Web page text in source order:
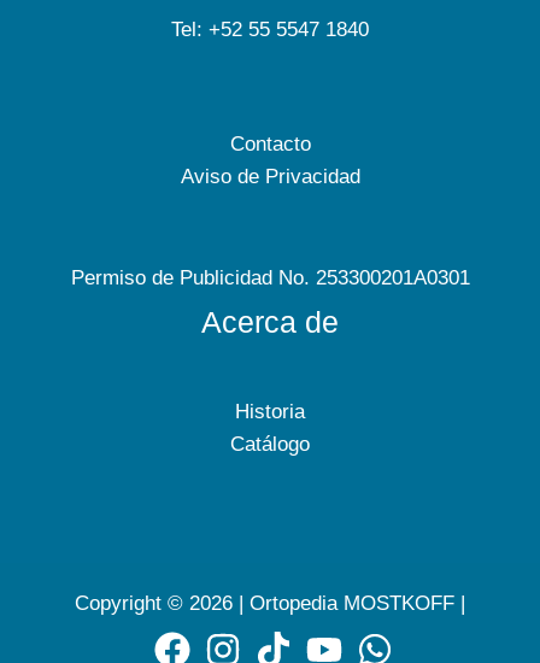
Tel: +52 55 5547 1840
Contacto
Aviso de Privacidad
Permiso de Publicidad No. 253300201A0301
Acerca de
Historia
Catálogo
Copyright © 2026 | Ortopedia MOSTKOFF |